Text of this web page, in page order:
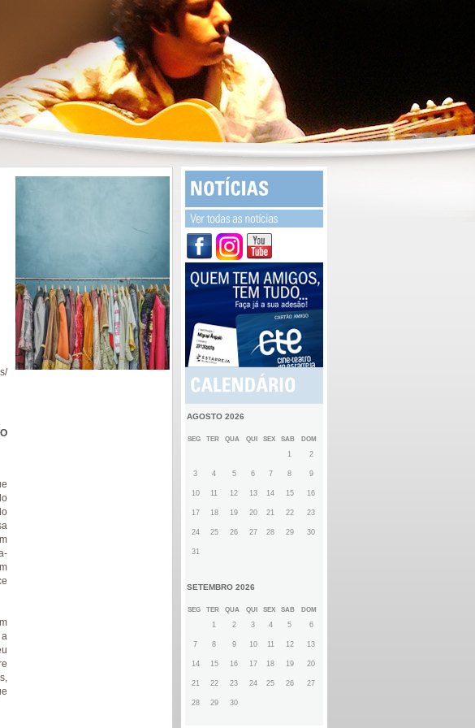
AGOSTO 2026
SEG TER QUA QUI SEX SAB DOM
1 2
3 4 5 6 7 8 9
10 11 12 13 14 15 16
17 18 19 20 21 22 23
24 25 26 27 28 29 30
31
SETEMBRO 2026
SEG TER QUA QUI SEX SAB DOM
1 2 3 4 5 6
7 8 9 10 11 12 13
14 15 16 17 18 19 20
21 22 23 24 25 26 27
28 29 30